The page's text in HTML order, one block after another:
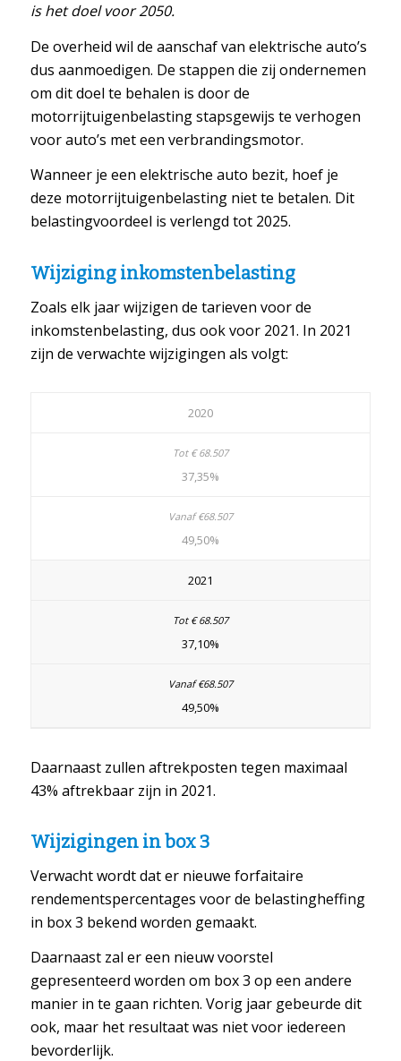
is het doel voor 2050.
De overheid wil de aanschaf van elektrische auto’s
dus aanmoedigen. De stappen die zij ondernemen
om dit doel te behalen is door de
motorrijtuigenbelasting stapsgewijs te verhogen
voor auto’s met een verbrandingsmotor.
Wanneer je een elektrische auto bezit, hoef je
deze motorrijtuigenbelasting niet te betalen. Dit
belastingvoordeel is verlengd tot 2025.
Wijziging inkomstenbelasting
Zoals elk jaar wijzigen de tarieven voor de
inkomstenbelasting, dus ook voor 2021. In 2021
zijn de verwachte wijzigingen als volgt:
2020
37,35%
49,50%
2021
37,10%
49,50%
Daarnaast zullen aftrekposten tegen maximaal
43% aftrekbaar zijn in 2021.
Wijzigingen in box 3
Verwacht wordt dat er nieuwe forfaitaire
rendementspercentages voor de belastingheffing
in box 3 bekend worden gemaakt.
Daarnaast zal er een nieuw voorstel
gepresenteerd worden om box 3 op een andere
manier in te gaan richten. Vorig jaar gebeurde dit
ook, maar het resultaat was niet voor iedereen
bevorderlijk.